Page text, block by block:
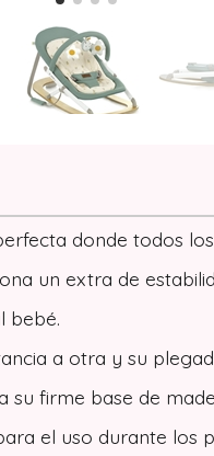
donde todos
un extra de
bebé.
a otra y su
su firme base de
el uso durante los